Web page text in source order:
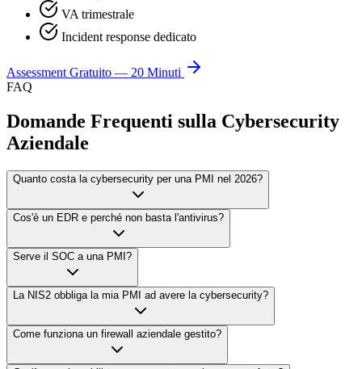
VA trimestrale
Incident response dedicato
Assessment Gratuito — 20 Minuti
FAQ
Domande Frequenti sulla Cybersecurity
Aziendale
Quanto costa la cybersecurity per una PMI nel 2026?
Cos'è un EDR e perché non basta l'antivirus?
Serve il SOC a una PMI?
La NIS2 obbliga la mia PMI ad avere la cybersecurity?
Come funziona un firewall aziendale gestito?